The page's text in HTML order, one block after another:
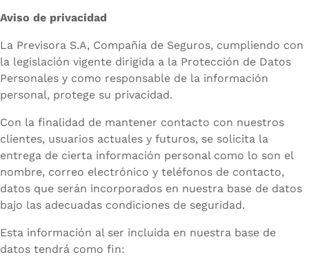
Aviso de privacidad
La Previsora S.A, Compañía de Seguros, cumpliendo con
la legislación vigente dirigida a la Protección de Datos
Personales y como responsable de la información
personal, protege su privacidad.
Con la finalidad de mantener contacto con nuestros
clientes, usuarios actuales y futuros, se solicita la
entrega de cierta información personal como lo son el
nombre, correo electrónico y teléfonos de contacto,
datos que serán incorporados en nuestra base de datos
bajo las adecuadas condiciones de seguridad.
Esta información al ser incluida en nuestra base de
datos tendrá como fin: